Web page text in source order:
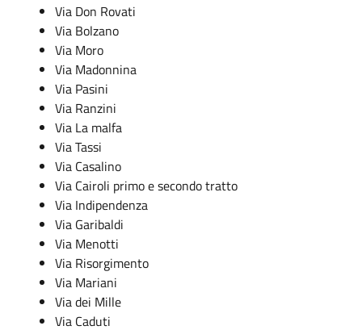
Via Don Rovati
Via Bolzano
Via Moro
Via Madonnina
Via Pasini
Via Ranzini
Via La malfa
Via Tassi
Via Casalino
Via Cairoli primo e secondo tratto
Via Indipendenza
Via Garibaldi
Via Menotti
Via Risorgimento
Via Mariani
Via dei Mille
Via Caduti